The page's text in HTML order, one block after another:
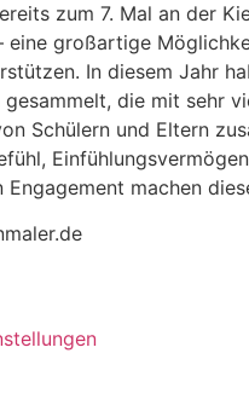
zum 7. Mal an der
eine großartige
In diesem Jahr
gesammelt, die mit sehr
Schülern und Eltern
Engagement machen